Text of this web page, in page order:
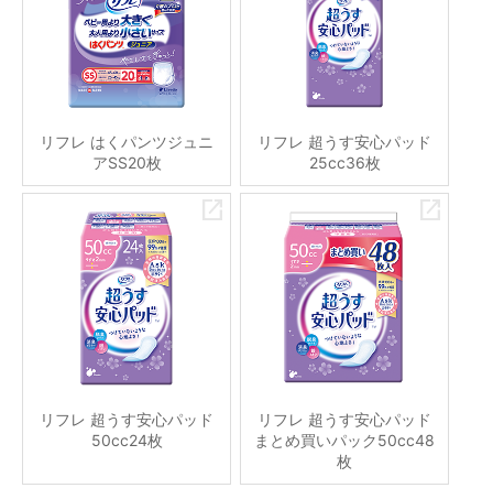
リフレ はくパンツジュニ
アSS20枚
リフレ 超うす安心パッド
25cc36枚
リフレ 超うす安心パッド
50cc24枚
リフレ 超うす安心パッド
まとめ買いパック50cc48
枚